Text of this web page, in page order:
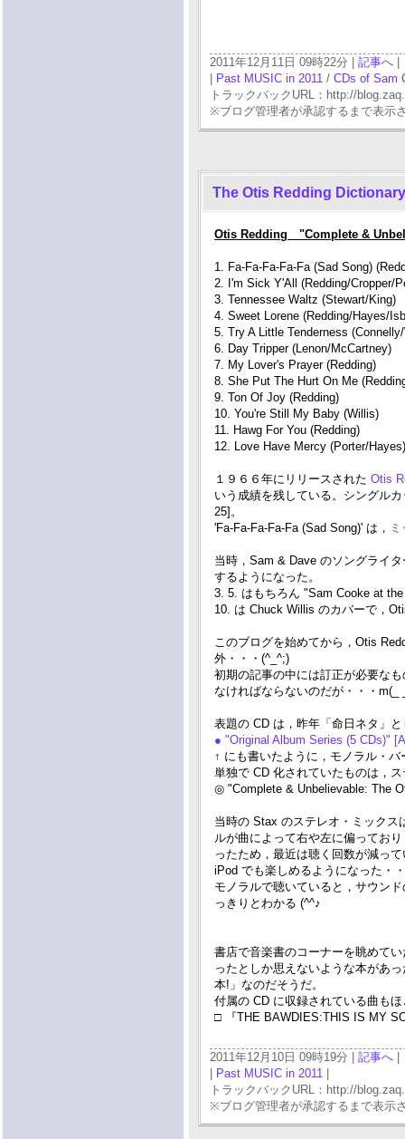
2011年12月11日 09時22分 | 記事へ
Past MUSIC in 2011 / CDs of Sam
トラックバックURL：http://
※ブログ管理者が承認するまで表示
The Otis Redding
Otis Redding "Complete &
1. Fa-Fa-Fa-Fa-Fa (Sad Song)
2. I'm Sick Y'All (Redding/Cropper/
3. Tennessee Waltz (Stewart/King)
4. Sweet Lorene (Redding/Hayes/
5. Try A Little Tenderness
6. Day Tripper (Lenon/McCartney)
7. My Lover's Prayer (Redding)
8. She Put The Hurt On Me
9. Ton Of Joy (Redding)
10. You're Still My Baby (Willis)
11. Hawg For You (Redding)
12. Love Have Mercy (Porter/Hayes)
１９６６年にリリースされた Otis
いう成績を残している。シングル
25]。
'Fa-Fa-Fa-Fa-Fa (Sad Song)' は，
当時，Sam & Dave のソングライ
するようになった。
3. 5. はもちろん "Sam Cooke at
10. は Chuck Willis のカバーで，
このブログを始めてから，Otis
外・・・(^_^;)
初期の記事の中には訂正が必要な
なければならないのだが・・・m(_
表題の CD は，昨年「命日ネタ」
● "Original Album Series (5 CDs)"
↑ にも書いたように，モノラル・
単独で CD 化されていたものは，
◎ "Complete & Unbelievable: The
当時の Stax のステレオ・ミック
ルが曲によって右や左に偏ってお
ったため，最近は聴く回数が減っ
iPod でも楽しめるようになった・
モノラルで聴いていると，サウン
っきりとわかる (^^♪
書店で音楽書のコーナーを眺めて
ったとしか思えないような本があ
本!」なのだそうだ。
付属の CD に収録されている曲も
□ 『THE BAWDIES:THIS IS MY
2011年12月10日 09時19分 | 記事へ
Past MUSIC in 2011
トラックバックURL：http://
※ブログ管理者が承認するまで表示